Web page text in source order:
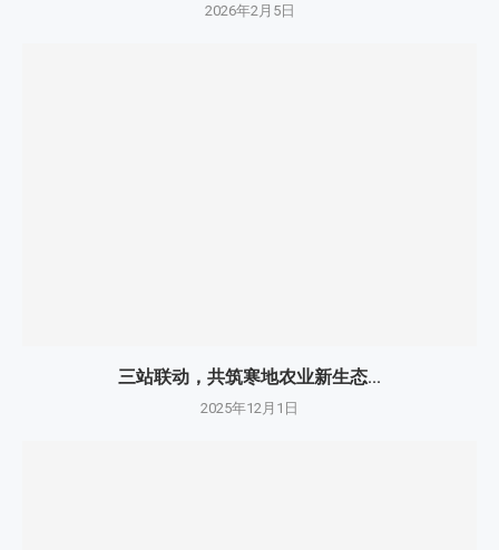
2026年2月5日
三站联动，共筑寒地农业新生态...
2025年12月1日